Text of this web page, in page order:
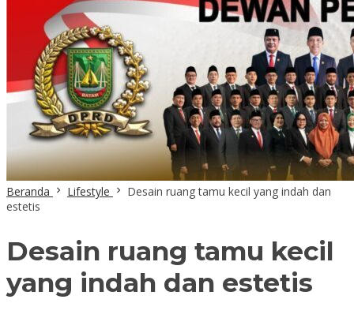
Beranda Lifestyle
Desain ruang tamu kecil yang indah dan
estetis
Desain ruang tamu kecil
yang indah dan estetis